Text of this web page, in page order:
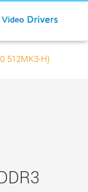
512MK3-H)